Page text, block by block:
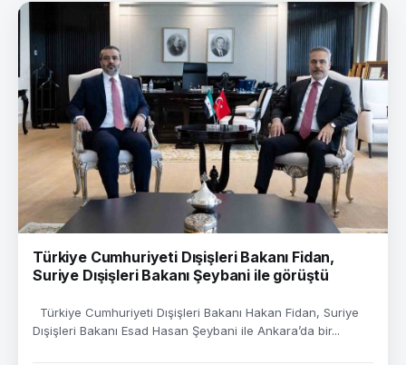
Türkiye Cumhuriyeti Dışişleri Bakanı Fidan,
Suriye Dışişleri Bakanı Şeybani ile görüştü
Türkiye Cumhuriyeti Dışişleri Bakanı Hakan Fidan, Suriye
Dışişleri Bakanı Esad Hasan Şeybani ile Ankara’da bir...